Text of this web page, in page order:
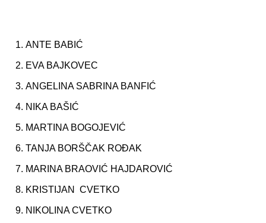
ANTE BABIĆ
EVA BAJKOVEC
ANGELINA SABRINA BANFIĆ
NIKA BAŠIĆ
MARTINA BOGOJEVIĆ
TANJA BORŠČAK ROĐAK
MARINA BRAOVIĆ HAJDAROVIĆ
KRISTIJAN CVETKO
NIKOLINA CVETKO